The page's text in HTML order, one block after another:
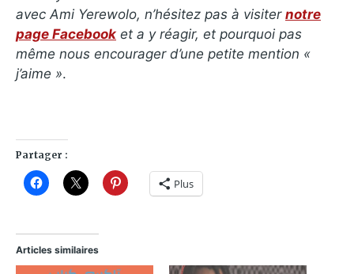
avec Ami Yerewolo, n’hésitez pas à visiter notre
page Facebook et a y réagir, et pourquoi pas
même nous encourager d’une petite mention «
j’aime ».
Partager :
Plus
Articles similaires